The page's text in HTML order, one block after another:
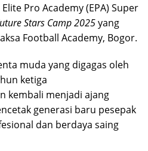
Pro Academy (EPA) Super
Stars Camp 2025yang
Football Academy, Bogor.
muda yang digagas oleh
ketiga
kembali menjadi ajang
generasi baru pesepak
dan berdaya saing